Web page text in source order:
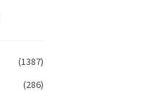
(1387)
(286)